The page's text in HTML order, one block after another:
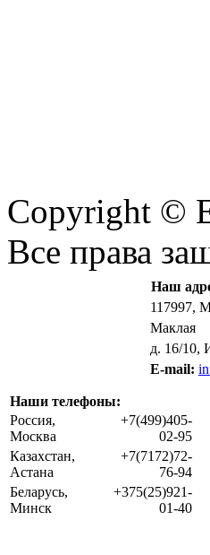
Copyright
Все права
Наш
117997,
Маклая
д. 16/10,
E-mail:
Наши телефоны:
Россия,
Москва
+7(499)405-
02-95
Казахстан,
Астана
+7(7172)72-
76-94
Беларусь,
Минск
+375(25)921-
01-40